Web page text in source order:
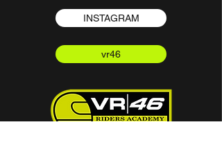
INSTAGRAM
vr46